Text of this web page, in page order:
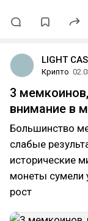
LIGHT
Крипто
3
внимание в
Большинство
слабые
исторические
монеты сумели
рост